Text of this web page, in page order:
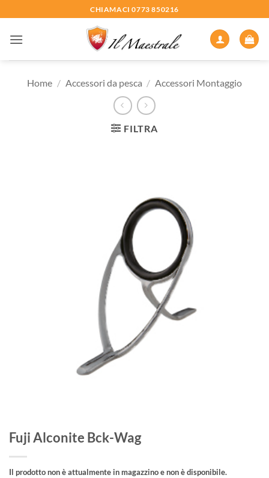
ai
contenuti
CHIAMACI 0773 850216
Home / Accessori da pesca / Accessori Montaggio
FILTRA
Fuji Alconite Bck-Wag
Il prodotto non è attualmente in magazzino e non è disponibile.